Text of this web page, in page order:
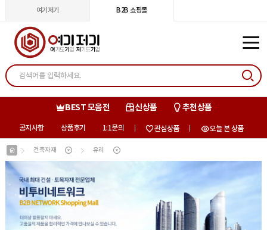
여기저기 B2B 쇼핑몰
BEST 모음전 신상품 추천상품
공지사항 상품후기 1:1문의 관심상품 오늘 본 상품
건축자재 유리